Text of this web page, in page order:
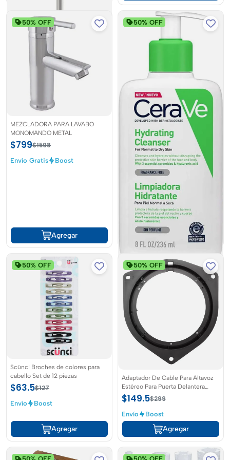
$109.5$219
Envío Boost
Agregar
50% OFF
MEZCLADORA PARA LAVABO
MONOMANDO METAL
$799$1598
Envío Gratis Boost
Agregar
50% OFF
CeraVe Limpiador Hidratante Facial
para piel Normal a Seca 237ML
$243
Envío
50% OFF
Scünci Broches de colores para
cabello Set de 12 piezas
$63.5$127
Envío Boost
Agregar
50% OFF
Adaptador De Cable Para Altavoz
Estéreo Para Puerta Delantera
Paquete 2 unidades
$149.5$299
Envío Boost
Agregar